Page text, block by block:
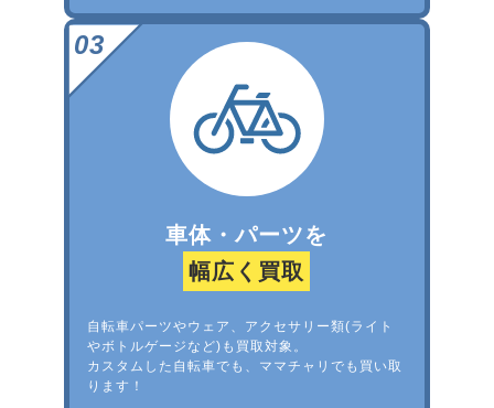
車体・パーツを
幅広く買取
自転車パーツやウェア、アクセサリー類(ライト
やボトルゲージなど)も買取対象。
カスタムした自転車でも、ママチャリでも買い取
ります！